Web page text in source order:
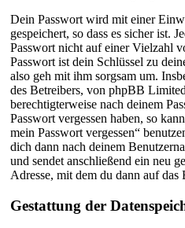
Dein Passwort wird mit einer
gespeichert, so dass es sicher ist.
Passwort nicht auf einer Vielzahl
Passwort ist dein Schlüssel zu
also geh mit ihm sorgsam um.
des Betreibers, von phpBB
berechtigterweise nach deinem
Passwort vergessen haben, so
mein Passwort vergessen“
dich dann nach deinem
und sendet anschließend ein neu
Adresse, mit dem du dann auf das
Gestattung der